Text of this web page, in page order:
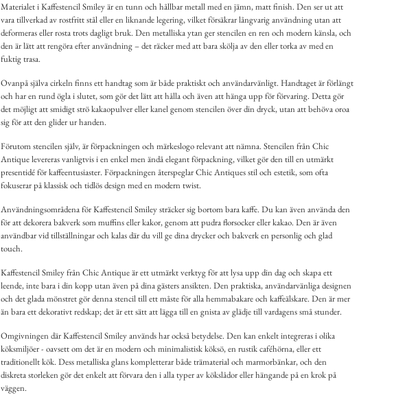
Materialet i Kaffestencil Smiley är en tunn och hållbar metall med en jämn, matt finish. Den ser ut att
vara tillverkad av rostfritt stål eller en liknande legering, vilket försäkrar långvarig användning utan att
deformeras eller rosta trots dagligt bruk. Den metalliska ytan ger stencilen en ren och modern känsla, och
den är lätt att rengöra efter användning – det räcker med att bara skölja av den eller torka av med en
fuktig trasa.
Ovanpå själva cirkeln finns ett handtag som är både praktiskt och användarvänligt. Handtaget är förlängt
och har en rund ögla i slutet, som gör det lätt att hålla och även att hänga upp för förvaring. Detta gör
det möjligt att smidigt strö kakaopulver eller kanel genom stencilen över din dryck, utan att behöva oroa
sig för att den glider ur handen.
Förutom stencilen själv, är förpackningen och märkeslogo relevant att nämna. Stencilen från Chic
Antique levereras vanligtvis i en enkel men ändå elegant förpackning, vilket gör den till en utmärkt
presentidé för kaffeentusiaster. Förpackningen återspeglar Chic Antiques stil och estetik, som ofta
fokuserar på klassisk och tidlös design med en modern twist.
Användningsområdena för Kaffestencil Smiley sträcker sig bortom bara kaffe. Du kan även använda den
för att dekorera bakverk som muffins eller kakor, genom att pudra florsocker eller kakao. Den är även
användbar vid tillställningar och kalas där du vill ge dina drycker och bakverk en personlig och glad
touch.
Kaffestencil Smiley från Chic Antique är ett utmärkt verktyg för att lysa upp din dag och skapa ett
leende, inte bara i din kopp utan även på dina gästers ansikten. Den praktiska, användarvänliga designen
och det glada mönstret gör denna stencil till ett måste för alla hemmabakare och kaffeälskare. Den är mer
än bara ett dekorativt redskap; det är ett sätt att lägga till en gnista av glädje till vardagens små stunder.
Omgivningen där Kaffestencil Smiley används har också betydelse. Den kan enkelt integreras i olika
köksmiljöer - oavsett om det är en modern och minimalistisk köksö, en rustik caféhörna, eller ett
traditionellt kök. Dess metalliska glans kompletterar både trämaterial och marmorbänkar, och den
diskreta storleken gör det enkelt att förvara den i alla typer av kökslådor eller hängande på en krok på
väggen.